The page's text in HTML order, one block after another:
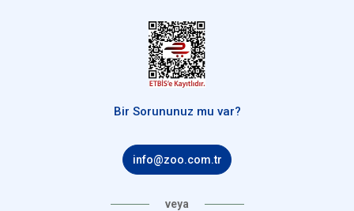
Bir Sorununuz mu var?
info@zoo.com.tr
veya